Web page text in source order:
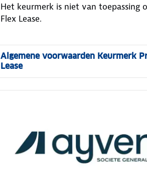
Het keurmerk is niet van toepassing
Flex Lease.
Algemene voorwaarden Keurmerk
Lease